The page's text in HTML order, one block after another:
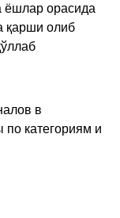
ёшлар орасида
қарши олиб
в
по категориям и